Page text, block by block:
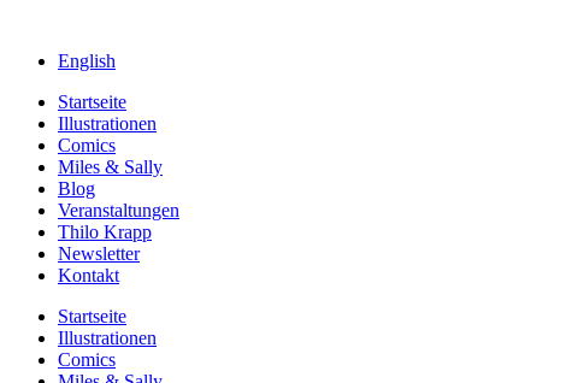
English
Startseite
Illustrationen
Comics
Miles & Sally
Blog
Veranstaltungen
Thilo Krapp
Newsletter
Kontakt
Startseite
Illustrationen
Comics